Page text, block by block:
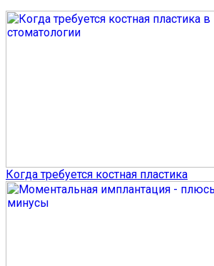
Когда требуется костная пластика